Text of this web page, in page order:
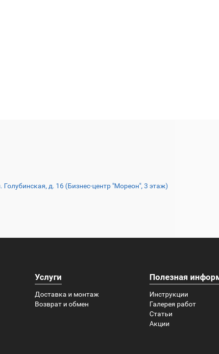
Голубинская, д. 16 (Бизнес-центр "Мореон", 3 этаж)
Услуги
Доставка и монтаж
Возврат и обмен
Полезная
Инструкции
Галерея работ
Статьи
Акции